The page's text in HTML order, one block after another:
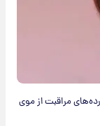
مراقبت از موی